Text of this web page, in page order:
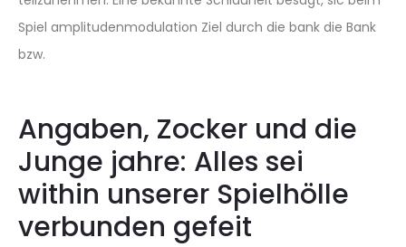
Spiel amplitudenmodulation Ziel durch die bank die Bank
bzw.
Angaben, Zocker und die
Junge jahre: Alles sei
within unserer Spielhölle
verbunden gefeit